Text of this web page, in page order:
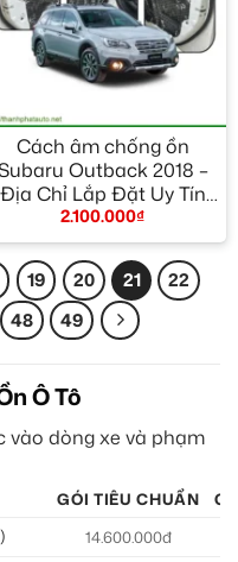
Cách âm chống ồn
Outback 2018 –
Địa Chỉ Lắp Đặt Uy Tín
TPHCM
2.100.000₫
19 20 21
22
48 49
Ô Tô
vào dòng xe và phạm
GÓI TIÊU CHUẨN
14.600.000đ